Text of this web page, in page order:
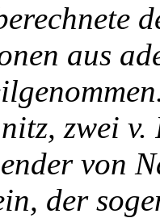
aus
zwei v.
von
der